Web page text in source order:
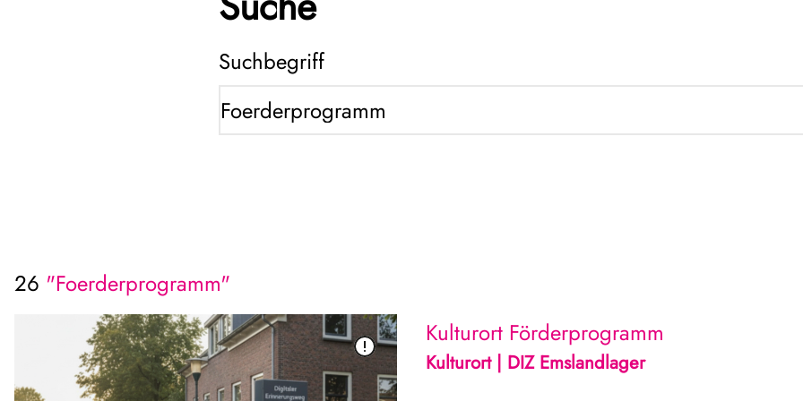
Suchbegriff
26 "Foerderprogramm"
Kulturort Förderprogramm
Kulturort | DIZ Emslandlager